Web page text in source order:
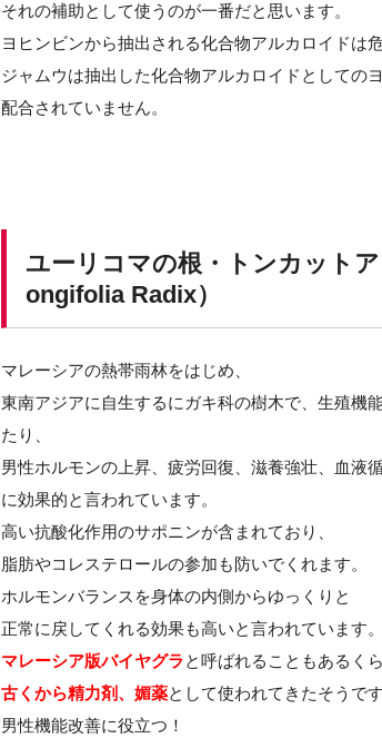
それの補助として使うのが一番だと思います。
ヨヒンビンから抽出される化合物アルカロイドは
ジャムウは抽出した化合物アルカロイドとしての
配合されていません。
ユーリコマの根・トンカット
ongifolia Radix）
マレーシアの熱帯雨林をはじめ、
東南アジアに自生するにガキ科の樹木で、生殖機
たり、
男性ホルモンの上昇、疲労回復、滋養強壮、血液
に効果的と言われています。
高い抗酸化作用のサポニンが含まれており、
脂肪やコレステロールの参加も防いでくれます。
ホルモンバランスを身体の内側からゆっくりと
正常に戻してくれる効果も高いと言われています。
マレーシア版バイヤグラと呼ばれることもあるくら
古くから精力剤、媚薬として使われてきたそうです
男性機能改善に役立つ！